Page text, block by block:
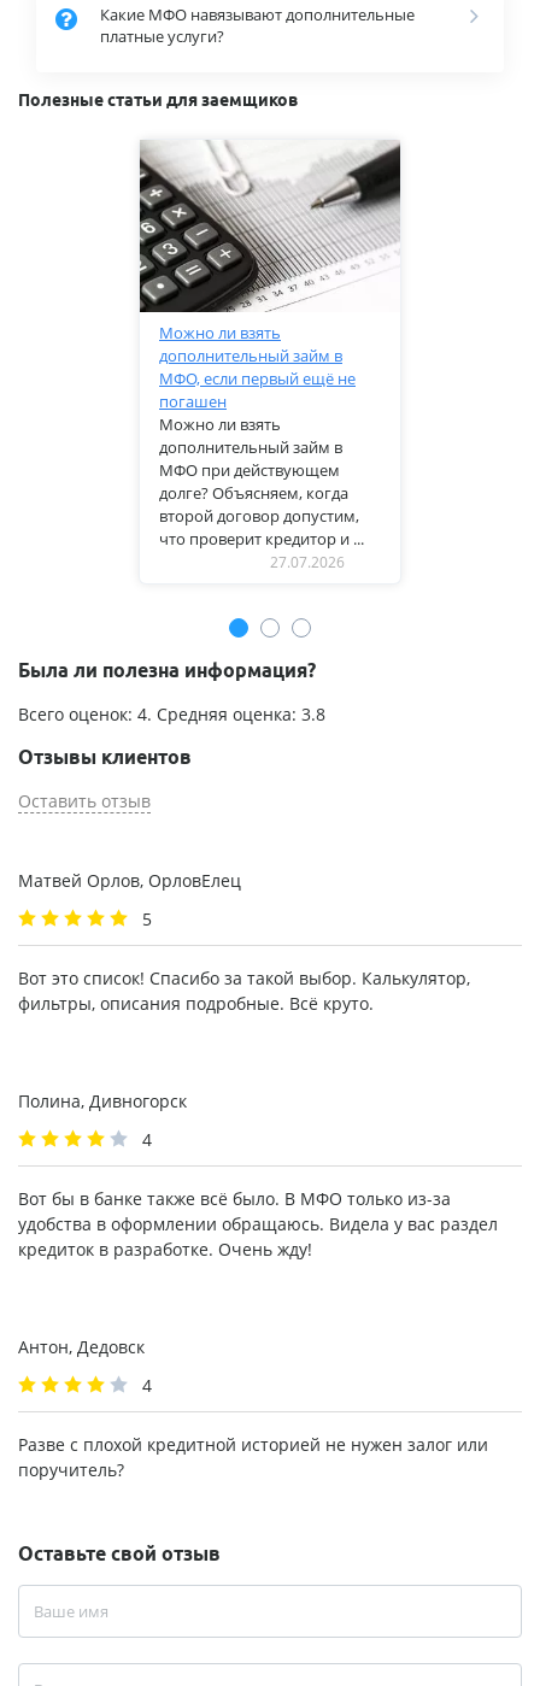
Какие МФО навязывают дополнительные
платные услуги?
Полезные статьи для заемщиков
Можно ли взять
дополнительный займ в
МФО, если первый ещё не
погашен
Можно ли взять
дополнительный займ в
МФО при действующем
долге? Объясняем, когда
второй договор допустим,
что проверит кредитор и ...
27.07.2026
Была ли полезна информация?
Всего оценок: 4. Средняя оценка: 3.8
Отзывы клиентов
Оставить отзыв
Матвей Орлов, ОрловЕлец
5
Вот это список! Спасибо за такой выбор. Калькулятор,
фильтры, описания подробные. Всё круто.
Полина, Дивногорск
4
Вот бы в банке также всё было. В МФО только из-за
удобства в оформлении обращаюсь. Видела у вас раздел
кредиток в разработке. Очень жду!
Антон, Дедовск
4
Разве с плохой кредитной историей не нужен залог или
поручитель?
Оставьте свой отзыв